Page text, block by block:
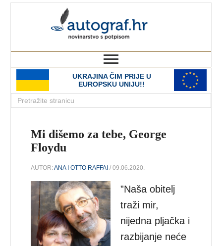
UKRAJINA ČIM PRIJE U
EUROPSKU UNIJU!!
Mi dišemo za tebe, George
Floydu
AUTOR:ANA I OTTO RAFFAI / 09.06.2020.
”Naša obitelj
traži mir,
nijedna pljačka i
razbijanje neće